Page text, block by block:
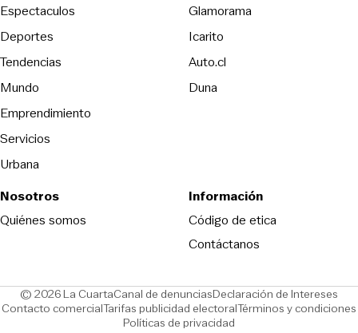
Espectaculos
Deportes
Tendencias
Mundo
Emprendimiento
Servicios
Urbana
Glamorama
Icarito
Auto.cl
DunaOpens in new window
Nosotros
Quiénes somos
Información
Código de eticaOpens in new
Contáctanos
© 2026 La CuartaCanal de denunciasOpens in new window
Declaración de Intereses
Contacto comercialOpens in new window
Tarifas publicidad electoralOpens in new window
Términos y condiciones
Políticas de privacidad